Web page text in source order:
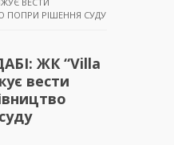
ПОПРИ РІШЕННЯ СУДУ
ЖК “Villa
вести